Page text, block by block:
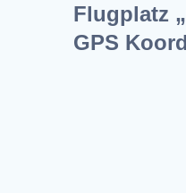
Flugplatz
GPS